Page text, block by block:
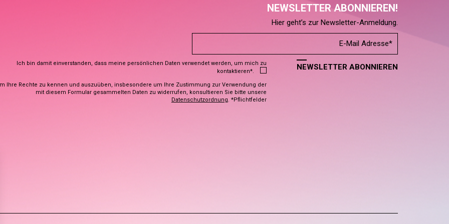
NEWSLETTER ABONNIEREN!
Hier geht’s zur Newsletter-Anmeldung.
Ich bin damit einverstanden, dass meine persönlichen Daten verwendet werden, um mich zu
kontaktieren*.
Ihre Rechte zu kennen und auszuüben, insbesondere um Ihre Zustimmung zur Verwendung der
mit diesem Formular gesammelten Daten zu widerrufen, konsultieren Sie bitte unsere
Datenschutzordnung. *Pflichtfelder
NEWSLETTER ABONNIEREN